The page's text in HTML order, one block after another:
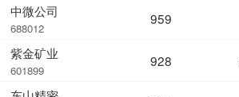
中微公司
688012
紫金矿业
601899
959
928